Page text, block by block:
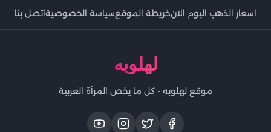
اسعار الذهب اليوم الانخريطة الموقعسياسة الخصوصيةاتصل بنا
لهلوبه
موقع لهلوبه - كل ما يخص المرأة العربية